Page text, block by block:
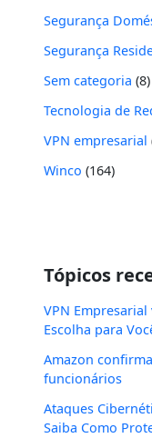
Segurança
Segurança
Sem categoria (8)
Tecnologia de
VPN empresarial
Winco (164)
Tópicos
VPN
Escolha para
Amazon
funcionários
Ataques
Saiba Como